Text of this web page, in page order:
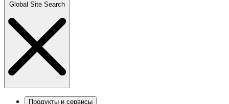
Global Site Search
Продукты и сервисы